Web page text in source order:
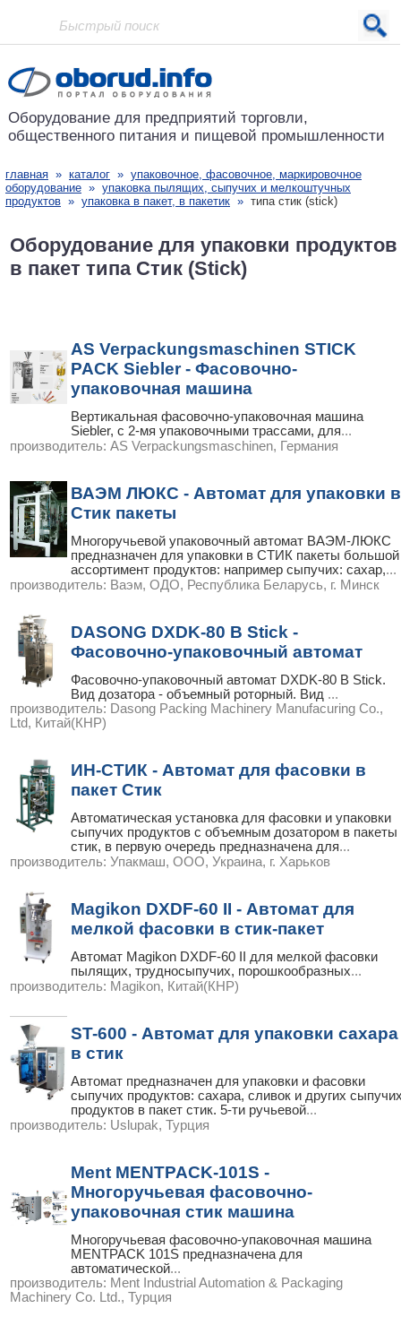
Проект основан в 2001 году
Оборудование для предприятий торговли,
общественного питания и пищевой промышленности
главная » каталог » упаковочное, фасовочное, маркировочное
оборудование » упаковка пылящих, сыпучих и мелкоштучных
продуктов » упаковка в пакет, в пакетик » типа стик (stick)
Оборудование для упаковки продуктов
в пакет типа Стик (Stick)
AS Verpackungsmaschinen STICK
PACK Siebler - Фасовочно-
упаковочная машина
Вертикальная фасовочно-упаковочная машина
Siebler, с 2-мя упаковочными трассами, для...
производитель: AS Verpackungsmaschinen, Германия
ВАЭМ ЛЮКС - Автомат для упаковки в
Стик пакеты
Многоручьевой упаковочный автомат ВАЭМ-ЛЮКС
предназначен для упаковки в СТИК пакеты большой
ассортимент продуктов: например сыпучих: сахар,...
производитель: Ваэм, ОДО, Республика Беларусь, г. Минск
DASONG DXDK-80 B Stick -
Фасовочно-упаковочный автомат
Фасовочно-упаковочный автомат DXDK-80 B Stick.
Вид дозатора - объемный роторный. Вид ...
производитель: Dasong Packing Machinery Manufacuring Co.,
Ltd, Китай(КНР)
ИН-СТИК - Автомат для фасовки в
пакет Стик
Автоматическая установка для фасовки и упаковки
сыпучих продуктов с объемным дозатором в пакеты
стик, в первую очередь предназначена для...
производитель: Упакмаш, ООО, Украина, г. Харьков
Magikon DXDF-60 II - Автомат для
мелкой фасовки в стик-пакет
Автомат Magikon DXDF-60 II для мелкой фасовки
пылящих, трудносыпучих, порошкообразных...
производитель: Magikon, Китай(КНР)
ST-600 - Автомат для упаковки сахара
в стик
Автомат предназначен для упаковки и фасовки
сыпучих продуктов: сахара, сливок и других
продуктов в пакет стик. 5-ти ручьевой...
производитель: Uslupak, Турция
Ment MENTPACK-101S -
Многоручьевая фасовочно-
упаковочная стик машина
Многоручьевая фасовочно-упаковочная машина
MENTPACK 101S предназначена для
автоматической...
производитель: Ment Industrial Automation & Packaging
Machinery Co. Ltd., Турция